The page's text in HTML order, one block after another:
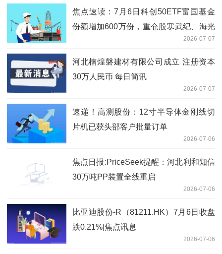
焦点速读：7月6日科创50ETF富国基金
份额增加600万份，重仓股寒武纪、海光
2026-07-07
河北楠煌磐建材有限公司成立 注册资本
30万人民币 每日简讯
2026-07-07
速递！高测股份：12寸半导体金刚线切
片机已获头部客户批量订单
2026-07-06
焦点日报:PriceSeek提醒：河北利和知信
30万吨PP装置全线重启
2026-07-06
比亚迪股份-R（81211.HK）7月6日收盘
跌0.21%|焦点讯息
2026-07-06